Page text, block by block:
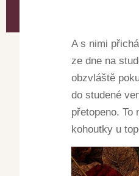
A s nimi
ze dne na
obzvláště
do studené
přetopeno.
kohoutky u